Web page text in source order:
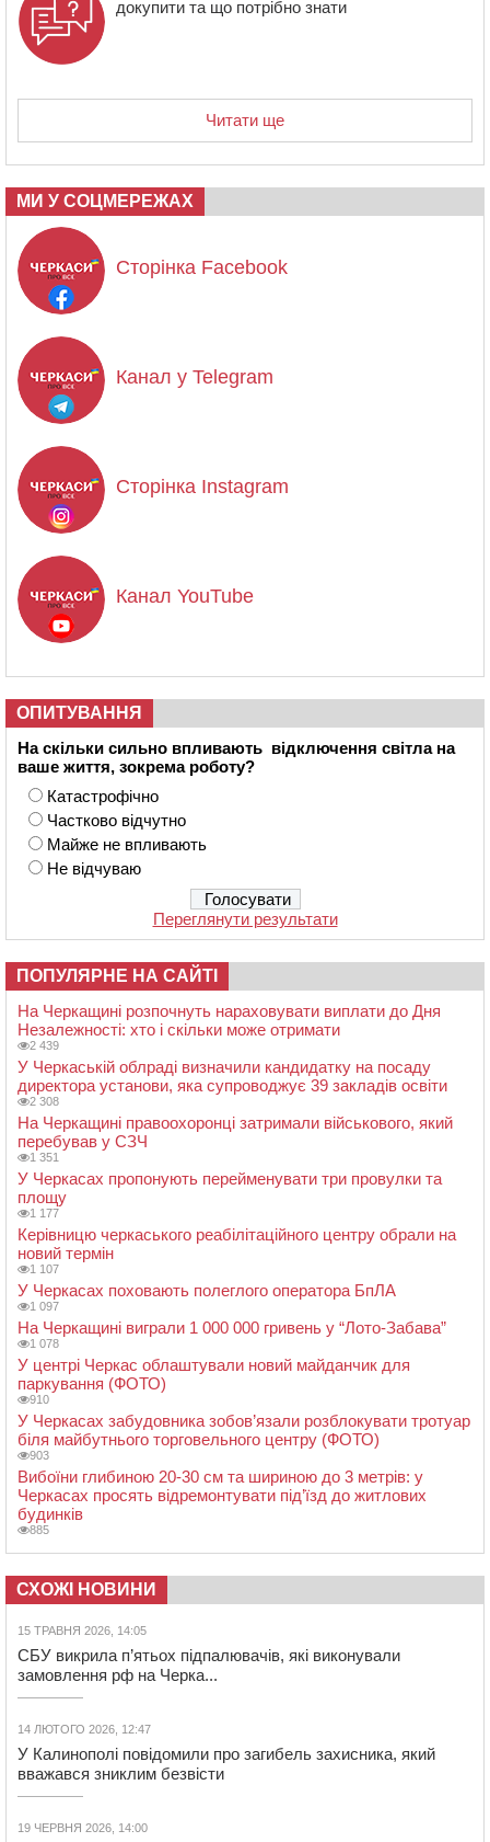
докупити та що потрібно знати
Читати ще
МИ У СОЦМЕРЕЖАХ
Сторінка Facebook
Канал у Telegram
Сторінка Instagram
Канал YouTube
ОПИТУВАННЯ
На скільки сильно впливають відключення світла на
ваше життя, зокрема роботу?
Катастрофічно
Частково відчутно
Майже не впливають
Не відчуваю
Переглянути результати
ПОПУЛЯРНЕ НА САЙТІ
На Черкащині розпочнуть нараховувати виплати до Дня
Незалежності: хто і скільки може отримати
2 439
У Черкаській облраді визначили кандидатку на посаду
директора установи, яка супроводжує 39 закладів освіти
2 308
На Черкащині правоохоронці затримали військового, який
перебував у СЗЧ
1 351
У Черкасах пропонують перейменувати три провулки та
площу
1 177
Керівницю черкаського реабілітаційного центру обрали на
новий термін
1 107
У Черкасах поховають полеглого оператора БпЛА
1 097
На Черкащині виграли 1 000 000 гривень у “Лото-Забава”
1 078
У центрі Черкас облаштували новий майданчик для
паркування (ФОТО)
910
У Черкасах забудовника зобов’язали розблокувати тротуар
біля майбутнього торговельного центру (ФОТО)
903
Вибоїни глибиною 20-30 см та шириною до 3 метрів: у
Черкасах просять відремонтувати під’їзд до житлових
будинків
885
СХОЖІ НОВИНИ
15 ТРАВНЯ 2026, 14:05
СБУ викрила п’ятьох підпалювачів, які виконували
замовлення рф на Черка...
14 ЛЮТОГО 2026, 12:47
У Калинополі повідомили про загибель захисника, який
вважався зниклим безвісти
19 ЧЕРВНЯ 2026, 14:00